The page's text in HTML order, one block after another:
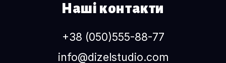
Наші контакти
+38 (050)555-88-77
info@dizelstudio.com